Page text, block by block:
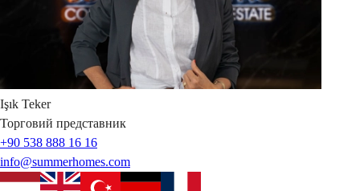
Işık Teker
Торговий представник
+90 538 888 16 16
info@summerhomes.com